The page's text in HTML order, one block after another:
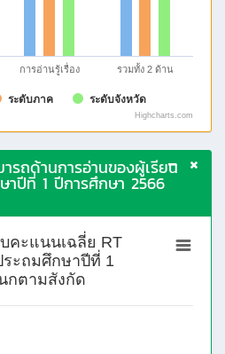
ระดับภาค ระดับจังหวัด
การอ่านรู้เรื่อง รวมทั้ง 2 ด้าน
Highcharts.com
รถด้านการอ่านของผู้เรียน
าปีที่ 1 ปีการศึกษา 2566
คะแนนเฉลี่ย RT
ะถมศึกษาปีที่ 1
กตามสังกัด